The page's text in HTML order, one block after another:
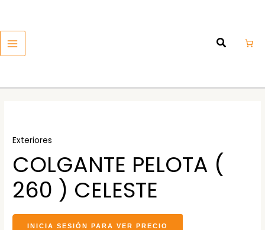
MENU
Exteriores
COLGANTE PELOTA (
260 ) CELESTE
INICIA SESIÓN PARA VER PRECIO